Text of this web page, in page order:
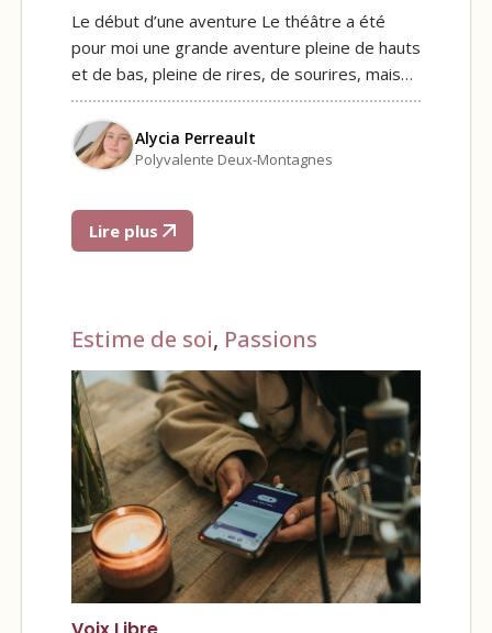
Le début d’une aventure Le théâtre a été
pour moi une grande aventure pleine de hauts
et de bas, pleine de rires, de sourires, mais…
Alycia Perreault
Polyvalente Deux-Montagnes
Lire plus
Estime de soi, Passions